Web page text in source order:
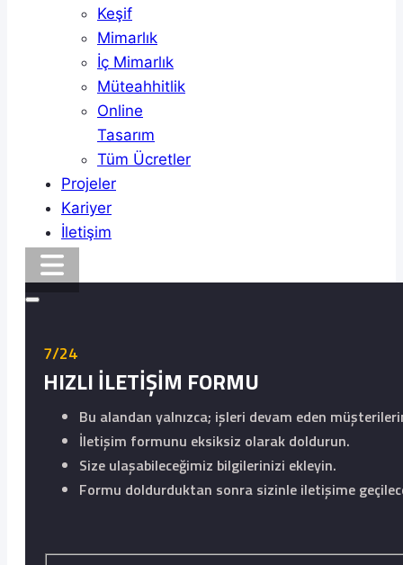
Keşif
Mimarlık
İç Mimarlık
Müteahhitlik
Online
Tasarım
Tüm Ücretler
Projeler
Kariyer
İletişim
7/24
HIZLI İLETİŞİM FORMU
Bu alandan yalnızca; işleri devam eden
İletişim formunu eksiksiz olarak doldurun.
Size ulaşabileceğimiz bilgilerinizi ekleyin.
Formu doldurduktan sonra sizinle iletişime